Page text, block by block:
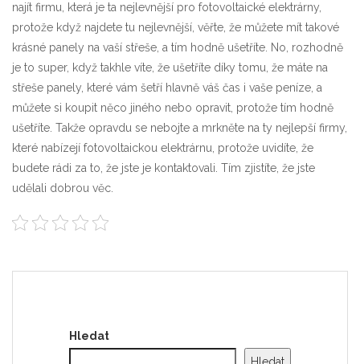
najít firmu, která je ta nejlevnější pro fotovoltaické elektrárny,
protože když najdete tu nejlevnější, věřte, že můžete mít takové
krásné panely na vaší střeše, a tím hodně ušetříte. No, rozhodně
je to super, když takhle víte, že ušetříte díky tomu, že máte na
střeše panely, které vám šetří hlavně váš čas i vaše peníze, a
můžete si koupit něco jiného nebo opravit, protože tím hodně
ušetříte. Takže opravdu se nebojte a mrkněte na ty nejlepší firmy,
které nabízejí fotovoltaickou elektrárnu, protože uvidíte, že
budete rádi za to, že jste je kontaktovali. Tím zjistíte, že jste
udělali dobrou věc.
Hledat